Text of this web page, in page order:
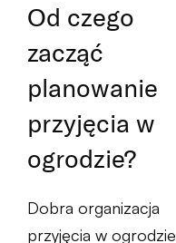
Od czego
zacząć
planowanie
przyjęcia w
ogrodzie?
Dobra organizacja
przyjęcia w ogrodzie